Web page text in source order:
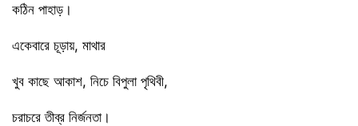
কঠিন পাহাড়।
একেবারে চূড়ায়, মাথার
খুব কাছে আকাশ, নিচে বিপুলা পৃথিবী,
চরাচরে তীব্র নির্জনতা।